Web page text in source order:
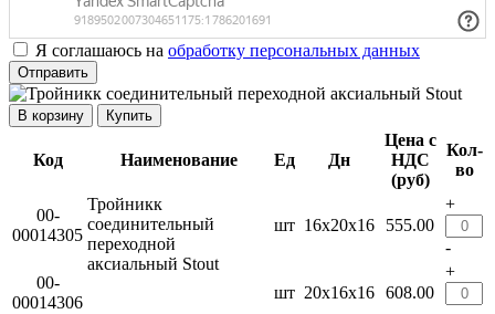
Я соглашаюсь на обработку персональных данных
Отправить
Купить
Код Наименование Ед Дн
Цена с
НДС
(руб)
Кол-
во
00-
00014305
Тройникк
соединительный
переходной
аксиальный Stout
шт 16х20х16 555.00
+
-
00-
00014306
шт 20х16х16 608.00
+